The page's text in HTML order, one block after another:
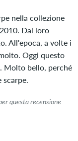
nella collezione
Dal loro
All'epoca, a volte i
Oggi questo
Molto bello, perché
scarpe.
questa recensione.